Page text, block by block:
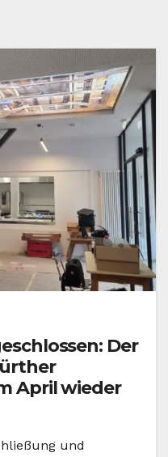
Der
April wieder
und